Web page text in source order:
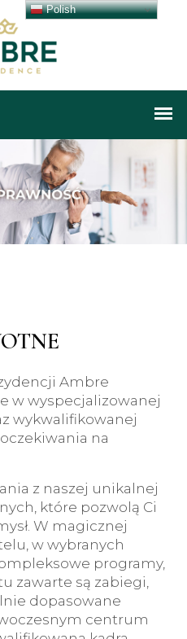
Ambre
w wyspecjalizowanej
wykwalifikowanej
na
z naszej unikalnej
które pozwolą Ci
W magicznej
w wybranych
programy,
zawarte są zabiegi,
dopasowane
centrum
Polish